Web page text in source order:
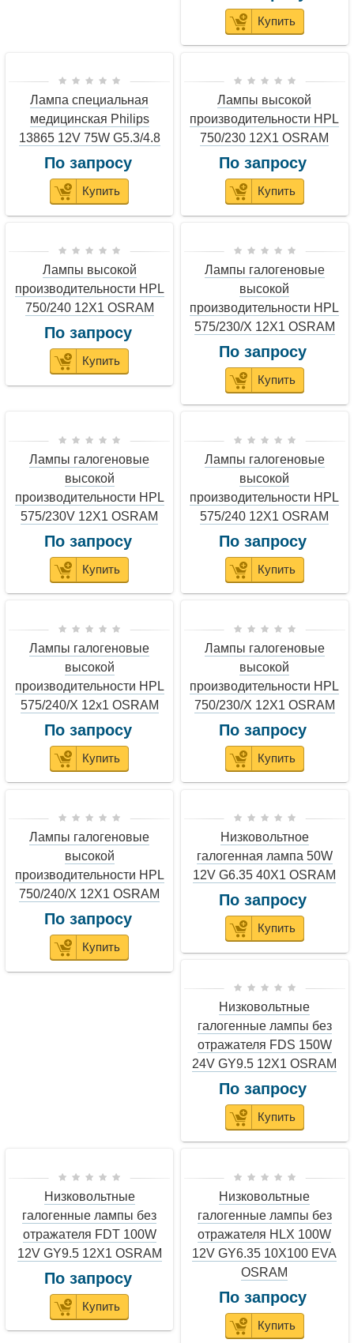
Купить
Лампа специальная
медицинская Philips
13865 12V 75W G5.3/4.8
По запросу
Купить
Лампы высокой
производительности HPL
750/230 12X1 OSRAM
По запросу
Купить
Лампы высокой
производительности HPL
750/240 12X1 OSRAM
По запросу
Купить
Лампы галогеновые
высокой
производительности HPL
575/230/X 12X1 OSRAM
По запросу
Купить
Лампы галогеновые
высокой
производительности HPL
575/230V 12X1 OSRAM
По запросу
Купить
Лампы галогеновые
высокой
производительности HPL
575/240 12X1 OSRAM
По запросу
Купить
Лампы галогеновые
высокой
производительности HPL
575/240/X 12x1 OSRAM
По запросу
Купить
Лампы галогеновые
высокой
производительности HPL
750/230/X 12X1 OSRAM
По запросу
Купить
Лампы галогеновые
высокой
производительности HPL
750/240/X 12X1 OSRAM
По запросу
Купить
Низковольтное
галогенная лампа 50W
12V G6.35 40X1 OSRAM
По запросу
Купить
Низковольтные
галогенные лампы без
отражателя FDS 150W
24V GY9.5 12X1 OSRAM
По запросу
Купить
Низковольтные
галогенные лампы без
отражателя FDT 100W
12V GY9.5 12X1 OSRAM
По запросу
Купить
Низковольтные
галогенные лампы без
отражателя HLX 100W
12V GY6.35 10X100 EVA
OSRAM
По запросу
Купить